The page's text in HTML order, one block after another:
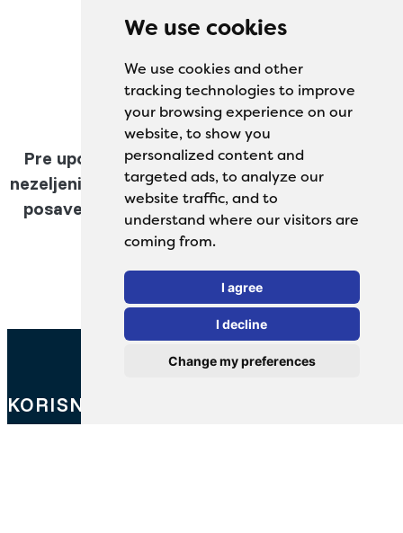
We use cookies
We use cookies and other
tracking technologies to improve
your browsing experience on our
website, to show you
personalized content and
targeted ads, to analyze our
website traffic, and to
understand where our visitors are
coming from.
I agree
I decline
Change my preferences
Pre upotrebe procitati uputstvo! O nameni i
nezeljenim reakcijama na medicinsko sredstvo
posavetujte se sa lekarom ili farmaceutom.
KORISNIČKI SERVIS